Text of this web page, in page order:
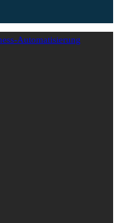
Automatisierung